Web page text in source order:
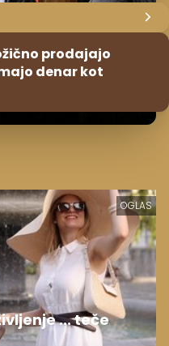
prodajajo
denar kot
OGLAS
... teče